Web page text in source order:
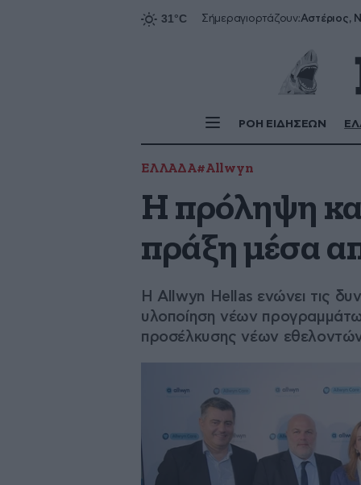
Σήμεραγιορτάζουν:Αστέριος,
ΡΟΗ ΕΙΔΗΣΕΩΝ
ΕΛΛΑΔΑ#Allwyn
Η πρόληψη
πράξη μέσα
H Allwyn Hellas ενώνει τις
υλοποίηση νέων
προσέλκυσης νέων